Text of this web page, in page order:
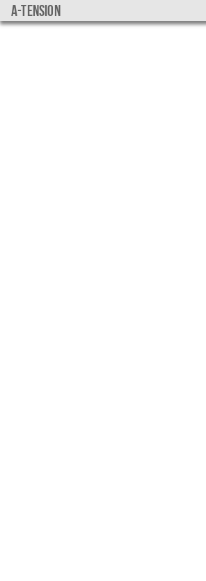
a-tension